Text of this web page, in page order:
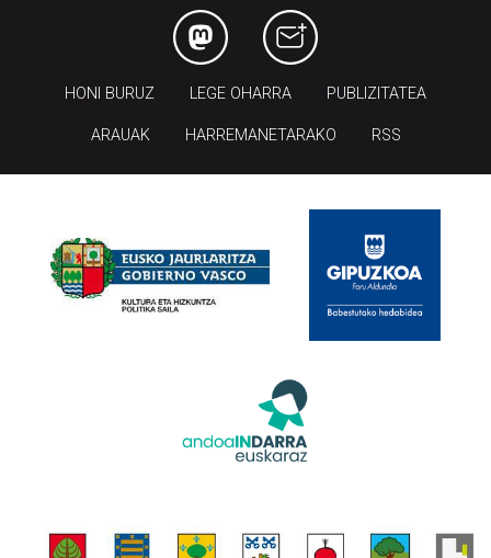
HONI BURUZ LEGE OHARRA PUBLIZITATEA
ARAUAK HARREMANETARAKO RSS